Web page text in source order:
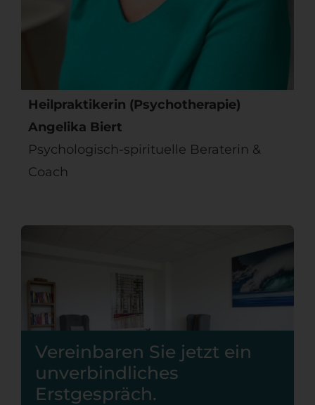
Heilpraktikerin (Psychotherapie)
Angelika Biert
Psychologisch-spirituelle Beraterin &
Coach
Vereinbaren Sie jetzt ein
unverbindliches
Erstgespräch.